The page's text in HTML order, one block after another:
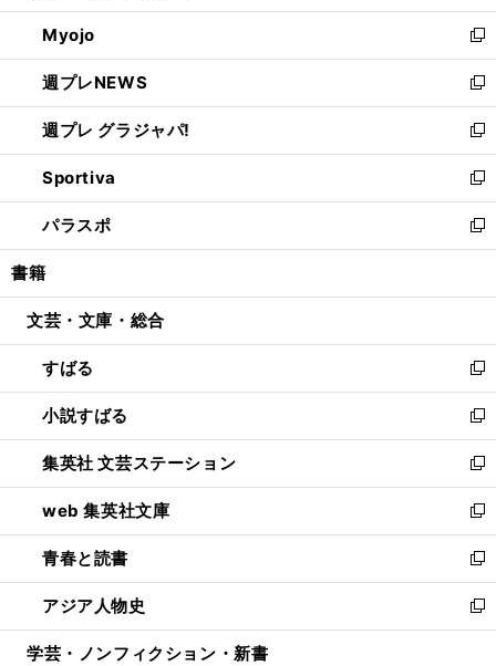
開
く
ウ
で
開
く
ン
ド
ウ
で
開
く
ウ
ィ
ン
ド
ウ
で
開
く
Myojo
新
し
い
ウ
ィ
ン
ド
ウ
で
開
週プレNEWS
新
し
い
ウ
ィ
ン
ド
ウ
開
週プレ グラジャパ!
新
し
い
ウ
ィ
ン
ウ
開
く
Sportiva
新
し
い
ウ
ン
ウ
で
開
く
パラスポ
新
し
ウ
ン
ド
ウ
で
開
く
書籍
文芸・文庫・総合
すばる
新
し
い
ウ
ィ
ン
ド
ウ
で
開
く
小説すばる
新
し
い
ウ
ィ
ン
ド
ウ
で
開
集英社 文芸ステーション
新
し
い
ウ
ィ
ン
ド
ウ
web 集英社文庫
新
し
い
ウ
ィ
ン
青春と読書
新
し
い
ウ
アジア人物史
新
し
学芸・ノンフィクション・新書